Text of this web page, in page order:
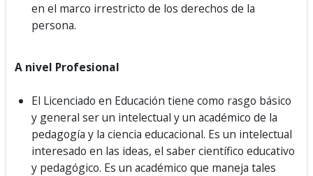
en el marco irrestricto de los derechos de la
persona.
A nivel Profesional
El Licenciado en Educación tiene como rasgo básico
y general ser un intelectual y un académico de la
pedagogía y la ciencia educacional. Es un intelectual
interesado en las ideas, el saber científico educativo
y pedagógico. Es un académico que maneja tales